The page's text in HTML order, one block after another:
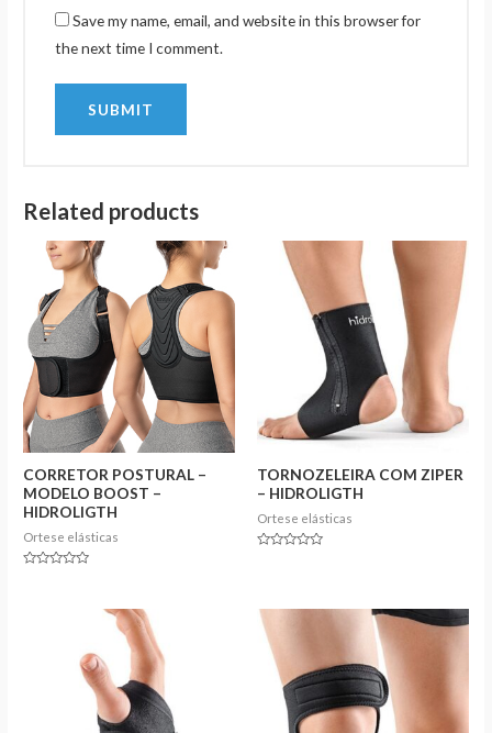
Save my name, email, and website in this browser for
the next time I comment.
Related products
CORRETOR POSTURAL –
MODELO BOOST –
HIDROLIGTH
Ortese elásticas
TORNOZELEIRA COM ZIPER
– HIDROLIGTH
Ortese elásticas
5